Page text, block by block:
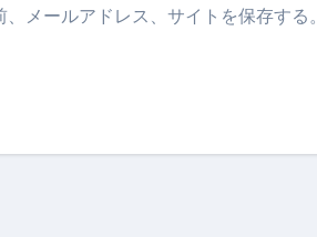
メールアドレス、サイトを保存する。